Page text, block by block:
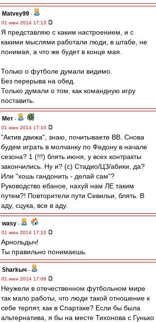
Matvey99 -
01 июн 2014 17:13
Я представляю с каким настроением, и с
какими мыслями работали люди, в штабе, не
понимая, а что же будет в конце мая.
Только о футболе думали видимо.
Без перерыва на обед.
Только думали о том, как командную игру
поставить.
Мет -
01 июн 2014 17:10
"Актив движа", знаю, почитываете ВВ. Снова
будем играть в молчанку по Федону в начале
сезона? 1 (!!!) блять июня, у всех контракты
закончились. Ну и? (с) Стадио/ЦЗ/абики, да?
Или "хошь гандонить - делай сам"?
Руководство ебаное, нахуй нам ЛЕ таким
путем?! Повторители пути Севильи, блять. В
аду, сцука, все в аду.
wasy -
01 июн 2014 17:10
Арнольдыч!
Ты правильно понимаешь.
Sharkыч -
01 июн 2014 17:08
Неужели в отечественном футбольном мире
так мало работы, что люди такой отношение к
себе терпят, как в Спартаке? Если бы была
альтернатива, я бы на месте Тихонова с Гунько